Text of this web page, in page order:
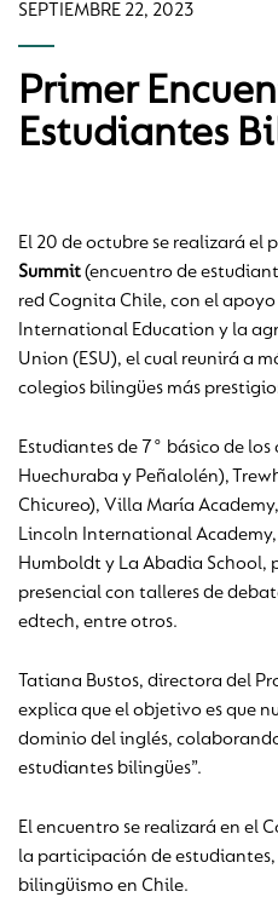
SEPTIEMBRE 22, 2023
Primer
Estudiantes
El 20 de octubre se realizará el
Summit(encuentro de
red Cognita Chile, con el
International Education y la
Union (ESU), el cual reunirá a
colegios bilingües más
Estudiantes de 7° básico de
Huechuraba y Peñalolén),
Chicureo), Villa María
Lincoln International
Humboldt y La Abadia
presencial con talleres de
edtech, entre otros.
Tatiana Bustos, directora del
explica que el objetivo es que
dominio del inglés,
estudiantes bilingües”.
El encuentro se realizará en el
la participación de
bilingüismo en Chile.